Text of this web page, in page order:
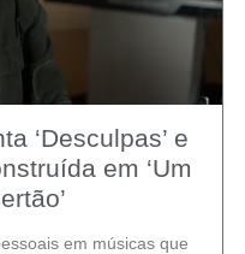
‘Desculpas’ e
em ‘Um
em músicas que